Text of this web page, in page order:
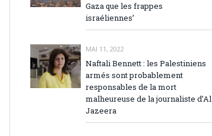
Gaza que les frappes
israéliennes’
MAI 11, 2022
Naftali Bennett : les Palestiniens
armés sont probablement
responsables de la mort
malheureuse de la journaliste d’Al
Jazeera